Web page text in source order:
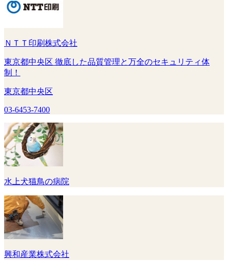
ＮＴＴ印刷株式会社
東京都中央区 徹底した品質管理と万全のセキュリティ体
制！
東京都中央区
03-6453-7400
水上犬猫鳥の病院
興和産業株式会社